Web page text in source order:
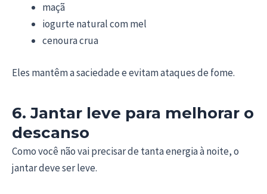
maçã
iogurte natural com mel
cenoura crua
Eles mantêm a saciedade e evitam ataques de fome.
6. Jantar leve para melhorar o
descanso
Como você não vai precisar de tanta energia à noite, o
jantar deve ser leve.